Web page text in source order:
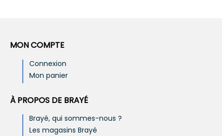
MON COMPTE
Connexion
Mon panier
À PROPOS DE BRAYÉ
Brayé, qui sommes-nous ?
Les magasins Brayé